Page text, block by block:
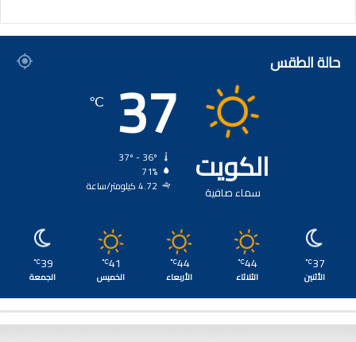
حالة الطقس
الكويت
سماء صافية
37
℃
71%
4.72 كيلومتر/ساعة
37
℃
الأثنين
44
℃
الثلاثاء
44
℃
الأربعاء
41
℃
الخميس
39
℃
الجمعة